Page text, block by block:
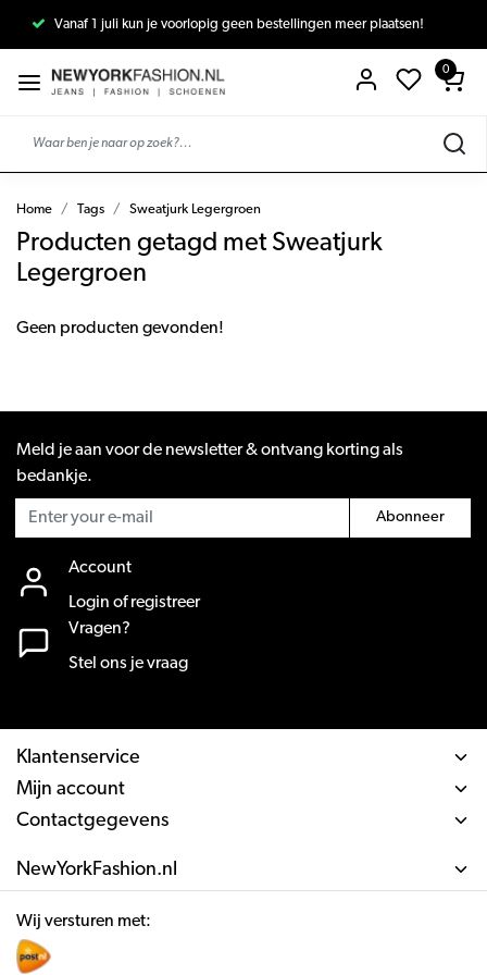
Vanaf 1 juli kun je voorlopig geen bestellingen meer plaatsen!
0
Home Tags Sweatjurk Legergroen
Producten getagd met Sweatjurk
Legergroen
Geen producten gevonden!
Meld je aan voor de newsletter & ontvang korting als
bedankje.
Abonneer
Account
Login of registreer
Vragen?
Stel ons je vraag
Klantenservice
Mijn account
Contactgegevens
NewYorkFashion.nl
Wij versturen met: